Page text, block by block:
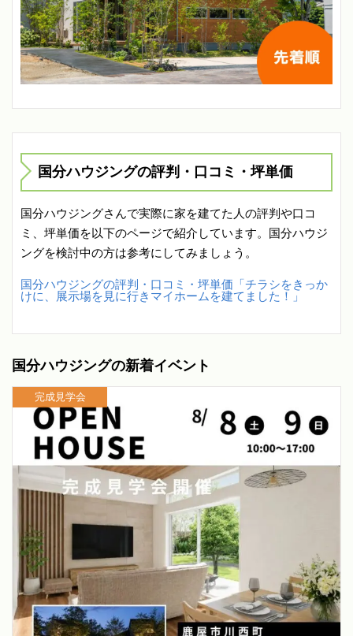
国分ハウジングの評判・口コミ・坪単価
国分ハウジングさんで実際に家を建てた人の評判や口コ
ミ、坪単価を以下のページで紹介しています。国分ハウジ
ングを検討中の方は参考にしてみましょう。
国分ハウジングの評判・口コミ・坪単価「チラシをきっか
けに、展示場を見に行きマイホームを建てました！」
国分ハウジングの新着イベント
完成見学会